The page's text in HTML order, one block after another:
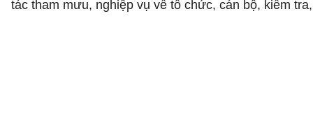
tác tham mưu, nghiệp vụ về tổ chức, cán bộ, kiểm